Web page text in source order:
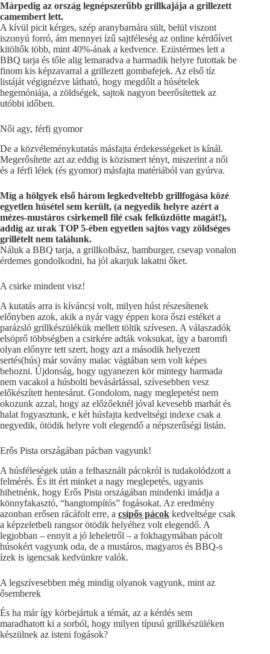
Márpedig az ország legnépszerűbb grillkajája a grillezett
camembert lett.
A kívül picit kérges, szép aranybarnára sült, belül viszont
iszonyú forró, ám mennyei ízű sajtféleség az online kérdőívet
kitöltők több, mint 40%-ának a kedvence. Ezüstérmes lett a
BBQ tarja és tőle alig lemaradva a harmadik helyre futottak be
finom kis képzavarral a grillezett gombafejek. Az első tíz
listáját végignézve látható, hogy megdőlt a húsételek
hegemóniája, a zöldségek, sajtok nagyon beerősítettek az
utóbbi időben.
Női agy, férfi gyomor
De a közvéleménykutatás másfajta érdekességeket is kínál.
Megerősítette azt az eddig is közismert tényt, miszerint a női
és a férfi lélek (és gyomor) másfajta matériából van gyúrva.
Míg a hölgyek első három legkedveltebb grillfogása közé
egyetlen húsétel sem került, (a negyedik helyre azért a
mézes-mustáros csirkemell filé csak felküzdötte magát!),
addig az urak TOP 5-ében egyetlen sajtos vagy zöldséges
grillételt nem találunk.
Náluk a BBQ tarja, a grillkolbász, hamburger, csevap vonalon
érdemes gondolkodni, ha jól akarjuk lakatni őket.
A csirke mindent visz!
A kutatás arra is kíváncsi volt, milyen húst részesítenek
előnyben azok, akik a nyár vagy éppen kora őszi estéket a
parázsló grillkészülékük mellett töltik szívesen. A válaszadók
elsöprő többségben a csirkére adták voksukat, így a baromfi
olyan előnyre tett szert, hogy azt a második helyezett
sertés(hús) már sovány malac vágtában sem volt képes
behozni. Újdonság, hogy ugyanezen kör mintegy harmada
nem vacakol a húsbolti bevásárlással, szívesebben vesz
előkészített hentesárut. Gondolom, nagy meglepetést nem
okozunk azzal, hogy az előzőeknél jóval kevesebb marhát és
halat fogyasztunk, e két húsfajta kedveltségi indexe csak a
negyedik, ötödik helyre volt elegendő a népszerűségi listán.
Erős Pista országában pácban vagyunk!
A húsféleségek után a felhasznált pácokról is tudakolódzott a
felmérés. És itt ért minket a nagy meglepetés, ugyanis
hihetnénk, hogy Erős Pista országában mindenki imádja a
könnyfakasztó, “hangtompítós” fogásokat. Az eredmény
azonban erősen rácáfolt erre, a csípős pácok kedveltsége csak
a képzeletbeli rangsor ötödik helyéhez volt elegendő. A
legjobban – ennyit a jó leheletről – a fokhagymában pácolt
húsokért vagyunk oda, de a mustáros, magyaros és BBQ-s
ízek is igencsak kedvünkre valók.
A legszívesebben még mindig olyanok vagyunk, mint az
ősemberek
És ha már így körbejártuk a témát, az a kérdés sem
maradhatott ki a sorból, hogy milyen típusú grillkészüléken
készülnek az isteni fogások?